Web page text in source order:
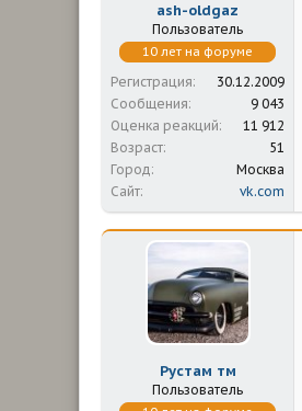
ash-oldgaz
Пользователь
10 лет на форуме
Регистрация
30.12.2009
Сообщения
9 043
Оценка реакций
11 912
Возраст
51
Город
Москва
Сайт
vk.com
Рустам тм
Пользователь